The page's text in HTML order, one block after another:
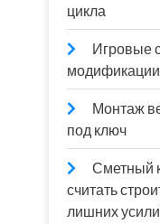
цикла
Игровые
Монтаж
под ключ
Сметный
считать
лишних